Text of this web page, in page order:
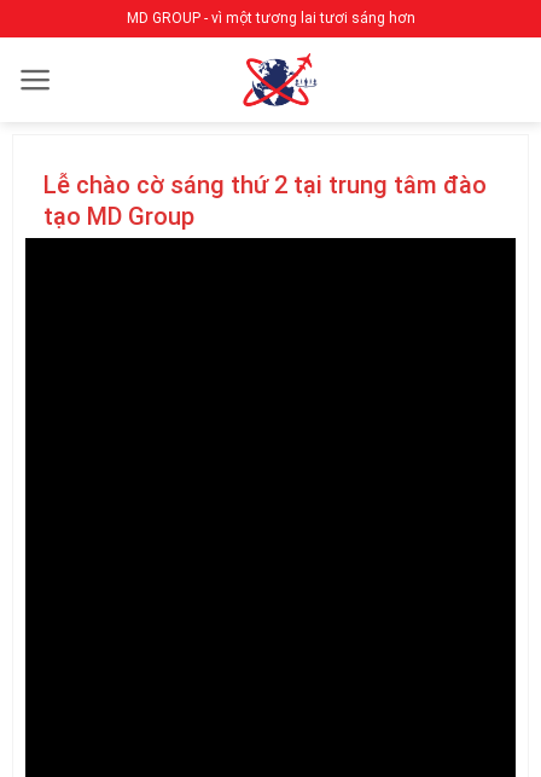
qua
nội
MD GROUP - vì một tương lai tươi sáng hơn
Lễ chào cờ sáng thứ 2 tại trung tâm đào
tạo MD Group